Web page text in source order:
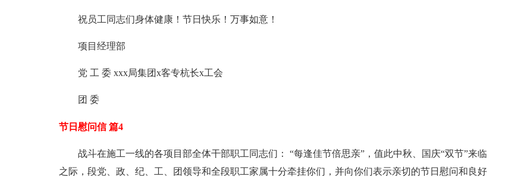
祝员工同志们身体健康！节日快乐！万事如意！
项目经理部
党 工 委 xxx局集团x客专杭长x工会
团 委
节日慰问信 篇4
战斗在施工一线的各项目部全体干部职工同志们： “每逢佳节倍思亲”，值此中秋、国庆“双节”来临
之际，段党、政、纪、工、团领导和全段职工家属十分牵挂你们，并向你们表示亲切的节日慰问和良好